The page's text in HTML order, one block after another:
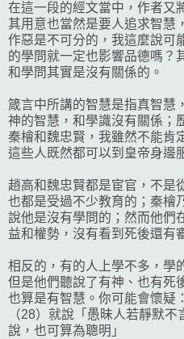
在這一段的經文當中，作者又
其用意也當然是要人追求智慧
作惡是不可分的，我這麼說可
的學問就一定也影響品德嗎？
和學問其實是沒有關係的。
箴言中所講的智慧是指真智慧
神的智慧，和學識沒有關係；
秦檜和魏忠賢，我雖然不能肯
這些人既然都可以到皇帝身邊
趙高和魏忠賢都是宦官，不是
也都是受過不少教育的；秦檜
說他是沒有學問的；然而他們
益和權勢，沒有看到死後還有
相反的，有的人上學不多，學
但是他們聽說了有神、也有死
也算是有智慧。你可能會懷疑
（28）就說「愚昧人若靜默
說，也可算為聰明」